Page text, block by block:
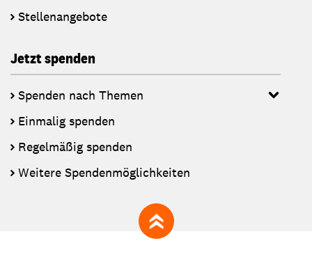
Stellenangebote
Jetzt spenden
Spenden nach Themen
Einmalig spenden
Regelmäßig spenden
Weitere Spendenmöglichkeiten
zum Seitenanfang